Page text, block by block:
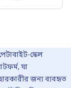
স্কেল
যা
জন্য ব্যবহৃত